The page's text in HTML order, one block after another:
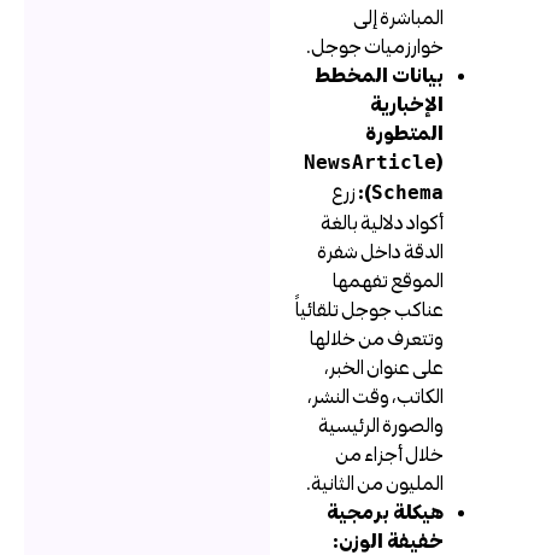
المباشرة إلى
خوارزميات جوجل.
بيانات المخطط
الإخبارية
المتطورة
NewsArticle
Schema
):زرع
أكواد دلالية بالغة
الدقة داخل شفرة
الموقع تفهمها
عناكب جوجل تلقائياً
وتتعرف من خلالها
على عنوان الخبر،
الكاتب، وقت النشر،
والصورة الرئيسية
خلال أجزاء من
المليون من الثانية.
هيكلة برمجية
خفيفة الوزن: